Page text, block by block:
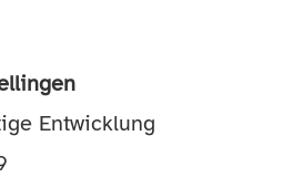
Entwicklung